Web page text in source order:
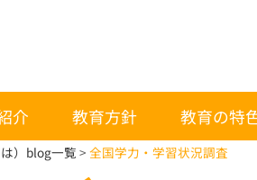
介 教育方針 教育の特
）blog一覧 全国学力・学習状況調査